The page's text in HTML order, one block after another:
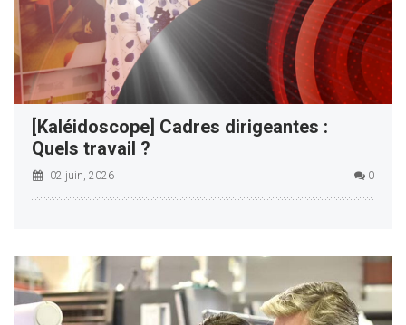
[Kaléidoscope] Cadres dirigeantes :
Quels travail ?
02 juin, 2026 0